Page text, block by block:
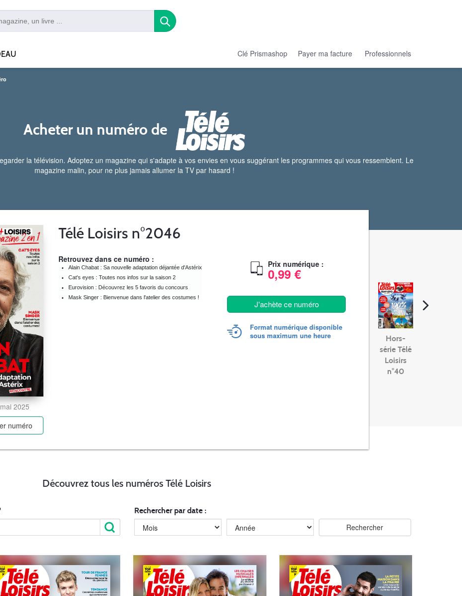
Clé Prismashop Payer ma facture Professionnels
Acheter un numéro de
la télévision. Adoptez un magazine qui s'adapte à vos envies en vous suggérant les programmes qui vous ressemblent. Le
magazine malin, pour ne plus jamais allumer la TV par hasard !
2025
numéro
Télé Loisirs n°2046
Retrouvez dans ce numéro :
Alain Chabat : Sa nouvelle adaptation déjantée d'Astérix
Cat's eyes : Toutes nos infos sur la saison 2
Eurovision : Découvrez les 5 favoris du concours
Mask Singer : Bienvenue dans l'atelier des costumes !
Prix numérique :
0,99 €
J'achète ce numéro
Format numérique disponible
sous maximum une heure
Hors-
série Télé
Loisirs
n°40
Découvrez tous les numéros Télé Loisirs
Rechercher par date :